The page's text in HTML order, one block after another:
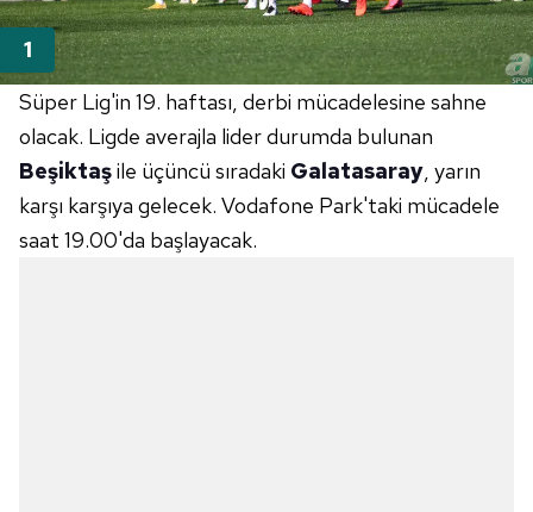
Süper Lig'in 19. haftası, derbi mücadelesine sahne
olacak. Ligde averajla lider durumda bulunan
Beşiktaşile üçüncü sıradaki Galatasaray, yarın
karşı karşıya gelecek. Vodafone Park'taki mücadele
saat 19.00'da başlayacak.